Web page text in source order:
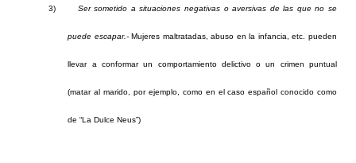
3) Ser sometido a situaciones negativas o aversivas de las que no se
puede escapar.-Mujeres maltratadas, abuso en la infancia, etc. pueden
llevar a conformar un comportamiento delictivo o un crimen puntual
(matar al marido, por ejemplo, como en el caso español conocido como
de “La Dulce Neus”)